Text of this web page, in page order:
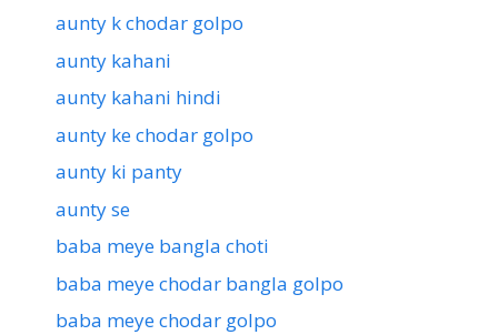
aunty k chodar golpo
aunty kahani
aunty kahani hindi
aunty ke chodar golpo
aunty ki panty
aunty se
baba meye bangla choti
baba meye chodar bangla golpo
baba meye chodar golpo